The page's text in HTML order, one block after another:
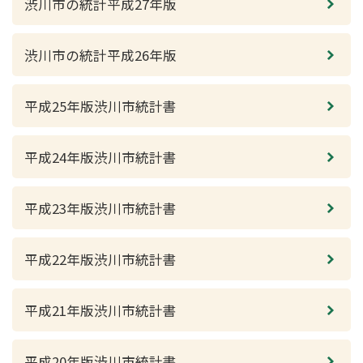
渋川市の統計平成27年版
渋川市の統計平成26年版
平成25年版渋川市統計書
平成24年版渋川市統計書
平成23年版渋川市統計書
平成22年版渋川市統計書
平成21年版渋川市統計書